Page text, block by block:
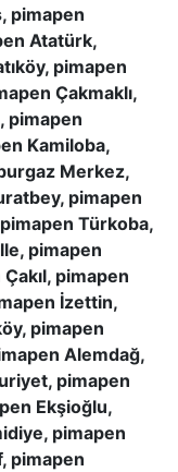
pimapen
Atatürk,
pimapen
Çakmaklı,
pimapen
Kamiloba,
Merkez,
pimapen
Türkoba,
pimapen
pimapen
İzettin,
pimapen
Alemdağ,
pimapen
Ekşioğlu,
pimapen
pimapen